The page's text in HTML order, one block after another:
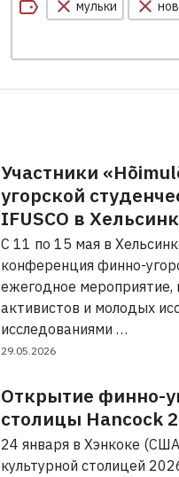
мульки
Участники
угорской
IFUSCO в
С 11 по 15 мая в
конференция финно-
ежегодное мероприятие,
активистов и молодых
исследованиями …
29.05.2026
Открытие финно-
столицы Hancock
24 января в Хэнкоке
культурной столицей